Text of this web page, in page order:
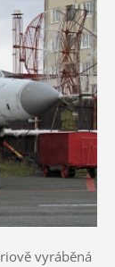
vyráběná